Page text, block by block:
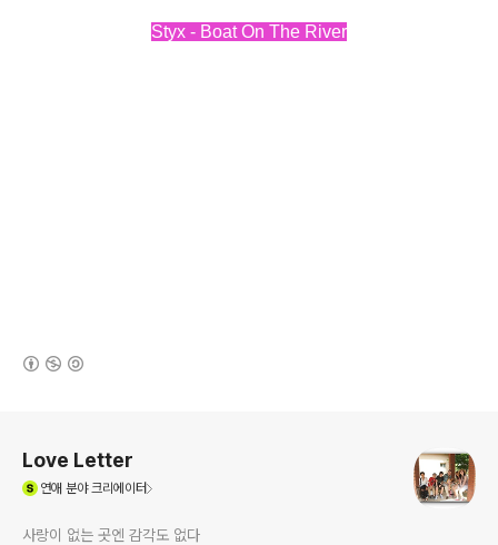
Styx - Boat On The River
Love Letter
연애분야 크리에이터
사랑이 없는 곳엔 감각도 없다